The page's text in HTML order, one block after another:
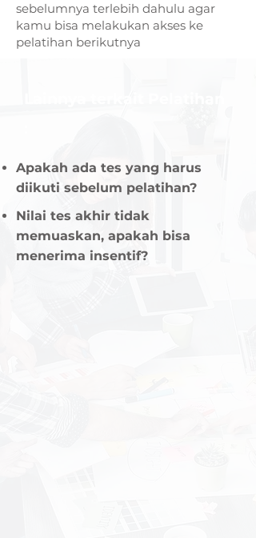
sebelumnya terlebih dahulu agar
kamu bisa melakukan akses ke
pelatihan berikutnya
Apakah ada tes yang harus
diikuti sebelum pelatihan?
Nilai tes akhir tidak
memuaskan, apakah bisa
menerima insentif?